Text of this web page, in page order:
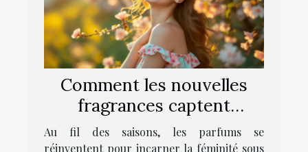
Comment les nouvelles
fragrances captent
l'essence de la féminité
joviale ?
Au fil des saisons, les parfums se
réinventent pour incarner la féminité sous